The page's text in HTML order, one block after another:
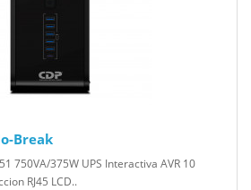
Break
750VA/375W UPS Interactiva AVR 10
RJ45 LCD..